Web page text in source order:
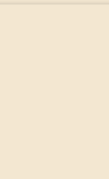
en las
ante la